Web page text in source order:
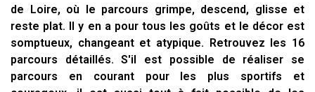
de Loire, où le parcours grimpe, descend, glisse et
reste plat. Il y en a pour tous les goûts et le décor est
somptueux, changeant et atypique. Retrouvez les 16
parcours détaillés. S'il est possible de réaliser se
parcours en courant pour les plus sportifs et